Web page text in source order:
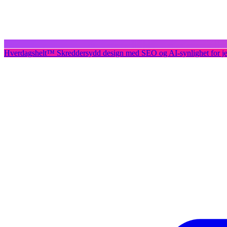
Hverdagshelt™ Skreddersydd design med SEO og AI-synlighet for